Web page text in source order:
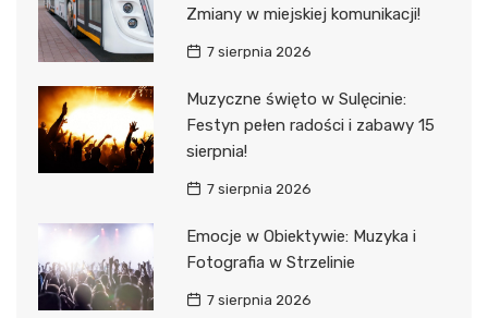
Zmiany w miejskiej komunikacji!
7 sierpnia 2026
Muzyczne święto w Sulęcinie:
Festyn pełen radości i zabawy 15
sierpnia!
7 sierpnia 2026
Emocje w Obiektywie: Muzyka i
Fotografia w Strzelinie
7 sierpnia 2026